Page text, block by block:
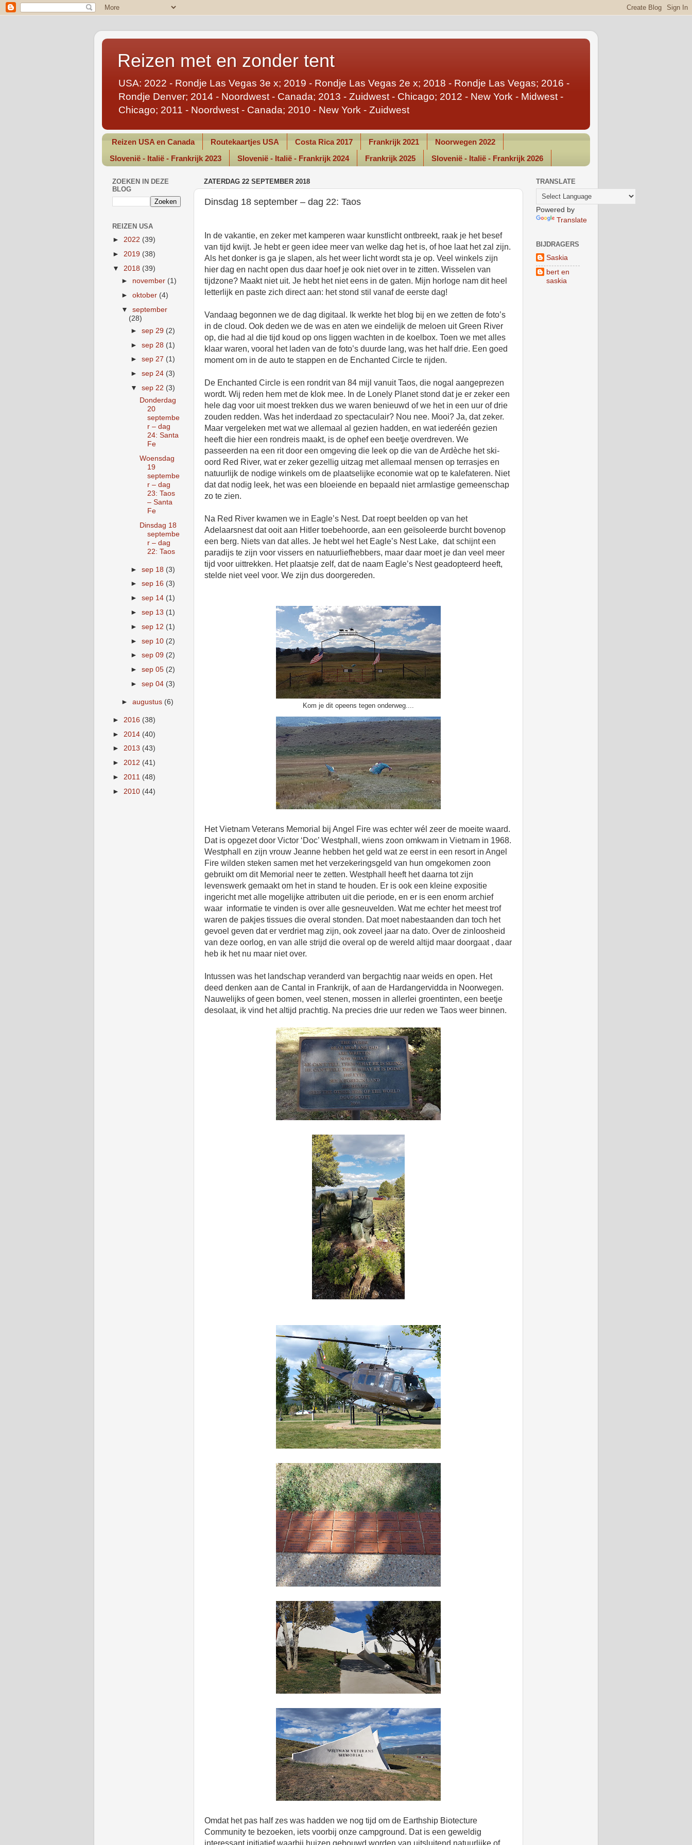
Reizen met en zonder tent
USA: 2022 - Rondje Las Vegas 3e x; 2019 - Rondje Las Vegas 2e x; 2018 - Rondje Las Vegas; 2016 -
Rondje Denver; 2014 - Noordwest - Canada; 2013 - Zuidwest - Chicago; 2012 - New York - Midwest -
Chicago; 2011 - Noordwest - Canada; 2010 - New York - Zuidwest
Reizen USA en Canada Routekaartjes USA Costa Rica 2017 Frankrijk 2021
Noorwegen 2022
Slovenië - Italië - Frankrijk 2023
Slovenië - Italië - Frankrijk 2024 Frankrijk 2025 Slovenië - Italië - Frankrijk 2026
ZATERDAG 22 SEPTEMBER 2018
Dinsdag 18 september – dag 22: Taos
In de vakantie, en zeker met kamperen waar kunstlicht ontbreekt, raak je het besef
van tijd kwijt. Je hebt er geen idee meer van welke dag het is, of hoe laat het zal zijn.
Als het donker is ga je slapen, als het weer licht wordt sta je op. Veel winkels zijn
hier dag en nacht open dus daar hoef je ook niet over in te zitten. Wisselen van
tijdzone? Maakt niet uit. Je hebt het niet eens in de gaten. Mijn horloge nam dit heel
letterlijk en paste zich direct aan: het stond stil vanaf de eerste dag!
Vandaag begonnen we de dag digitaal. Ik werkte het blog bij en we zetten de foto’s
in de cloud. Ook deden we de was en aten we eindelijk de meloen uit Green River
op, die had al die tijd koud op ons liggen wachten in de koelbox. Toen we met alles
klaar waren, vooral het laden van de foto’s duurde lang, was het half drie. Een goed
moment om in de auto te stappen en de Enchanted Circle te rijden.
De Enchanted Circle is een rondrit van 84 mijl vanuit Taos, die nogal aangeprezen
wordt. Wij reden hem met de klok mee. In de Lonely Planet stond dat je er zeker een
hele dag voor uit moest trekken dus we waren benieuwd of we het in een uur of drie
zouden redden. Was het inderdaad zo spectaculair? Nou nee. Mooi? Ja, dat zeker.
Maar vergeleken met wat we allemaal al gezien hadden, en wat iederéén gezien
heeft die hier een rondreis maakt, is de ophef een beetje overdreven. We
passeerden na een rit door een omgeving die leek op die van de Ardèche het ski-
oord Red River, wat er zeker gezellig uitzag met allemaal mensen op terrasjes en
natuurlijk de nodige winkels om de plaatselijke economie wat op te kalefateren. Niet
dat dat nodig leek, het was een bloeiende en bepaald niet armlastige gemeenschap
zo te zien.
Na Red River kwamen we in Eagle’s Nest. Dat roept beelden op van het
Adelaarsnest dat ooit aan Hitler toebehoorde, aan een geïsoleerde burcht bovenop
een berg. Niets van dat alles. Je hebt wel het Eagle’s Nest Lake, dat schijnt een
paradijs te zijn voor vissers en natuurliefhebbers, maar daar moet je dan veel meer
tijd voor uittrekken. Het plaatsje zelf, dat de naam Eagle’s Nest geadopteerd heeft,
stelde niet veel voor. We zijn dus doorgereden.
Kom je dit opeens tegen onderweg....
Het Vietnam Veterans Memorial bij Angel Fire was echter wél zeer de moeite waard.
Dat is opgezet door Victor ‘Doc’ Westphall, wiens zoon omkwam in Vietnam in 1968.
Westphall en zijn vrouw Jeanne hebben het geld wat ze eerst in een resort in Angel
Fire wilden steken samen met het verzekeringsgeld van hun omgekomen zoon
gebruikt om dit Memorial neer te zetten. Westphall heeft het daarna tot zijn
levenswerk gemaakt om het in stand te houden. Er is ook een kleine expositie
ingericht met alle mogelijke attributen uit die periode, en er is een enorm archief
waar informatie te vinden is over alle gesneuvelden. Wat me echter het meest trof
waren de pakjes tissues die overal stonden. Dat moet nabestaanden dan toch het
gevoel geven dat er verdriet mag zijn, ook zoveel jaar na dato. Over de zinloosheid
van deze oorlog, en van alle strijd die overal op de wereld altijd maar doorgaat , daar
heb ik het nu maar niet over.
Intussen was het landschap veranderd van bergachtig naar weids en open. Het
deed denken aan de Cantal in Frankrijk, of aan de Hardangervidda in Noorwegen.
Nauwelijks of geen bomen, veel stenen, mossen in allerlei groentinten, een beetje
desolaat, ik vind het altijd prachtig. Na precies drie uur reden we Taos weer binnen.
Omdat het pas half zes was hadden we nog tijd om de Earthship Biotecture
Community te bezoeken, iets voorbij onze campground. Dat is een geweldig
interessant initiatief waarbij huizen gebouwd worden van uitsluitend natuurlijke of
ZOEKEN IN DEZE
BLOG
REIZEN USA
► 2022 (39)
► 2019 (38)
▼ 2018 (39)
► november (1)
►oktober (4)
▼september
(28)
► sep 29 (2)
► sep 28 (1)
► sep 27 (1)
► sep 24 (3)
▼ sep 22 (3)
Donderdag
20
septembe
r – dag
24: Santa
Fe
Woensdag
19
septembe
r – dag
23: Taos
– Santa
Fe
Dinsdag 18
septembe
r – dag
22: Taos
► sep 18 (3)
► sep 16 (3)
► sep 14 (1)
► sep 13 (1)
► sep 12 (1)
► sep 10 (2)
► sep 09 (2)
► sep 05 (2)
► sep 04 (3)
►augustus (6)
► 2016 (38)
► 2014 (40)
► 2013 (43)
► 2012 (41)
► 2011 (48)
► 2010 (44)
TRANSLATE
Powered by
Translate
BIJDRAGERS
Saskia
bert en
saskia